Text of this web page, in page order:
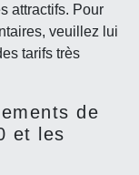
attractifs. Pour
veuillez lui
tarifs très
de
et les